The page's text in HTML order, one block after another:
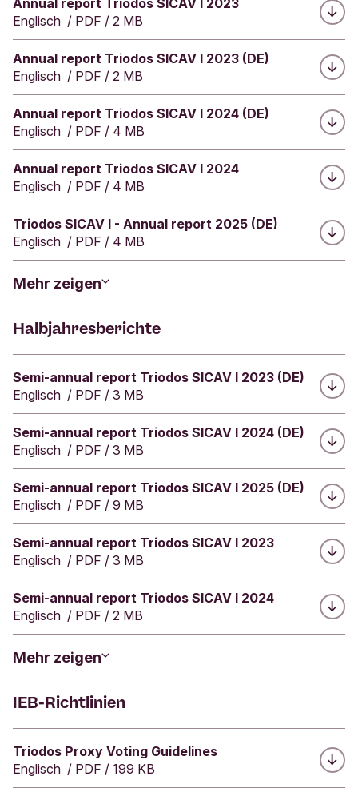
e
d
i
t
i
t
i
t
u
t
e
"
Englisch / PDF / 2 MB
Herunterladen:
Annual report Triodos SICAV I 2023 (DE)
Englisch / PDF / 2 MB
Herunterladen:
Annual report Triodos SICAV I 2024 (DE)
Englisch / PDF / 4 MB
Herunterladen:
Annual report Triodos SICAV I 2024
Englisch / PDF / 4 MB
Herunterladen:
Triodos SICAV I - Annual report 2025 (DE)
Englisch / PDF / 4 MB
Mehr zeigen
Halbjahresberichte
Herunterladen:
Semi-annual report Triodos SICAV I 2023 (DE)
Englisch / PDF / 3 MB
Herunterladen:
Semi-annual report Triodos SICAV I 2024 (DE)
Englisch / PDF / 3 MB
Herunterladen:
Semi-annual report Triodos SICAV I 2025 (DE)
Englisch / PDF / 9 MB
Herunterladen:
Semi-annual report Triodos SICAV I 2023
Englisch / PDF / 3 MB
Herunterladen:
Semi-annual report Triodos SICAV I 2024
Englisch / PDF / 2 MB
Mehr zeigen
IEB-Richtlinien
Herunterladen:
Triodos Proxy Voting Guidelines
Englisch / PDF / 199 KB